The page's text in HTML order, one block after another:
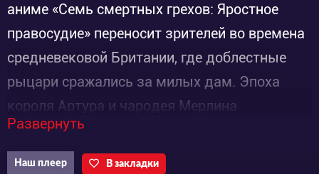
аниме «Семь смертных грехов: Яростное
правосудие» переносит зрителей во времена
средневековой Британии, где доблестные
рыцари сражались за милых дам. Эпоха
короля Артура и чародея Мерлина
безусловно интригует.
Развернуть
Наш плеер В закладки